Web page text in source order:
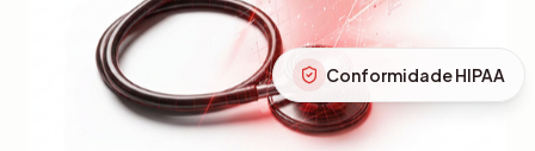
Conformidade HIPAA
Recuperação instantânea